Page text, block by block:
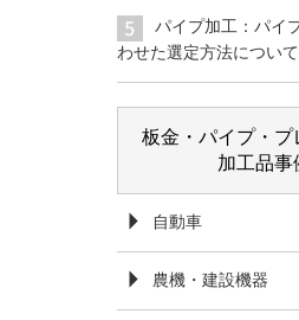
パイプ加工：パイ
わせた選定方法について
板金・パイプ・プ
加工品事
自動車
農機・建設機器